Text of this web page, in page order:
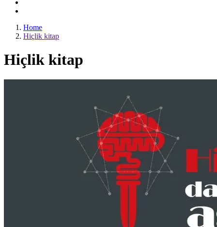
Home
Hiçlik kitap
Hiçlik kitap